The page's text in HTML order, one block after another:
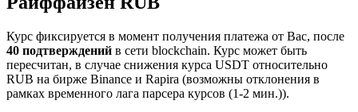
Курс фиксируется в момент получения платежа от Вас, после
40 подтверждений в сети blockchain. Курс может быть
пересчитан, в случае снижения курса USDT относительно
RUB на бирже Binance и Rapira (возможны отклонения в
рамках временного лага парсера курсов (1-2 мин.)).